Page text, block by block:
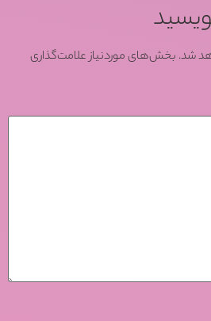
شد. بخش‌های موردنیاز علامت‌گذاری